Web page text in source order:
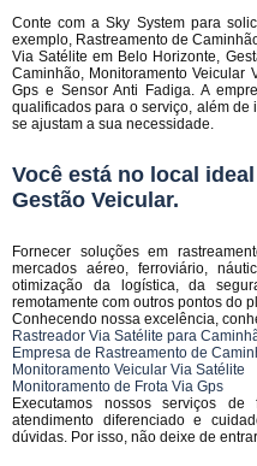
Conte com a Sky System para
exemplo, Rastreamento de
Via Satélite em Belo Horizonte,
Caminhão, Monitoramento Veicular
Gps e Sensor Anti Fadiga. A
qualificados para o serviço, além de
se ajustam a sua necessidade.
Você está no local
Gestão Veicular.
Fornecer soluções em
mercados aéreo, ferroviário,
otimização da logística, da
remotamente com outros pontos do
Conhecendo nossa excelência,
Rastreador Via Satélite para
Empresa de Rastreamento de
Monitoramento Veicular Via Satélite
Monitoramento de Frota Via Gps
Executamos nossos serviços
atendimento diferenciado e
dúvidas. Por isso, não deixe de